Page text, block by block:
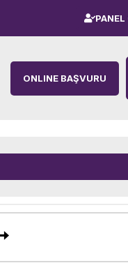
PANEL
ONLINE BAŞVURU